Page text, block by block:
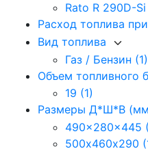
Rato R 290D-Si
Расход топлива
Вид топлива
Газ / Бензин (1)
Объем топливного
19 (1)
Размеры Д*Ш*В
490x280x445
500х460х290